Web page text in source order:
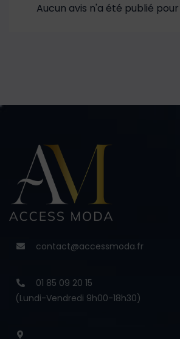
Aucun avis n'a été publié
contact@accessmoda.fr
01 85 09 20 15
(Lundi-Vendredi 9h00-18h30)